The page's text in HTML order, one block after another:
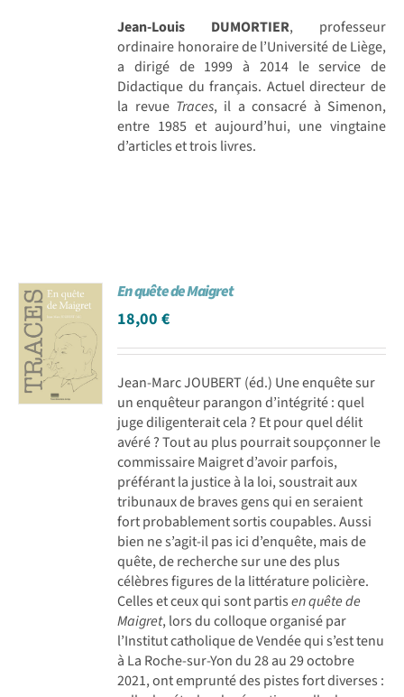
Jean-Louis DUMORTIER, professeur
ordinaire honoraire de l’Université de Liège,
a dirigé de 1999 à 2014 le service de
Didactique du français. Actuel directeur de
la revue Traces, il a consacré à Simenon,
entre 1985 et aujourd’hui, une vingtaine
d’articles et trois livres.
En quête de Maigret
18,00€
Jean-Marc JOUBERT (éd.) Une enquête sur
un enquêteur parangon d’intégrité : quel
juge diligenterait cela ? Et pour quel délit
avéré ? Tout au plus pourrait soupçonner le
commissaire Maigret d’avoir parfois,
préférant la justice à la loi, soustrait aux
tribunaux de braves gens qui en seraient
fort probablement sortis coupables. Aussi
bien ne s’agit-il pas ici d’enquête, mais de
quête, de recherche sur une des plus
célèbres figures de la littérature policière.
Celles et ceux qui sont partisen quête de
Maigret, lors du colloque organisé par
l’Institut catholique de Vendée qui s’est tenu
à La Roche-sur-Yon du 28 au 29 octobre
2021, ont emprunté des pistes fort diverses :